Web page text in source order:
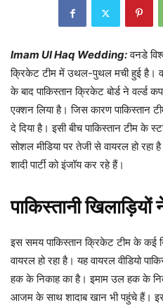
Imam Ul Haq Wedding: वनडे
क्रिकेट टीम में उथल-पुथल मची हुई है।
के बाद पाकिस्तान क्रिकेट बोर्ड ने वर्ल्ड
एक्शन लिया है। जिस कारण पाकिस्तान
दे दिया है। इसी बीच पाकिस्तान टीम के
सोशल मीडिया पर तेजी से वायरल हो रहा
शादी पार्टी को इंजॉय कर रहे हैं।
पाकिस्तानी खिलाड़ियों
इस समय पाकिस्तान क्रिकेट टीम के कई
वायरल हो रहा है। यह वायरल वीडियो
हक के निकाह का है। इमाम उल हक के
आजम के साथ शादाब खान भी पहुंचे हैं।